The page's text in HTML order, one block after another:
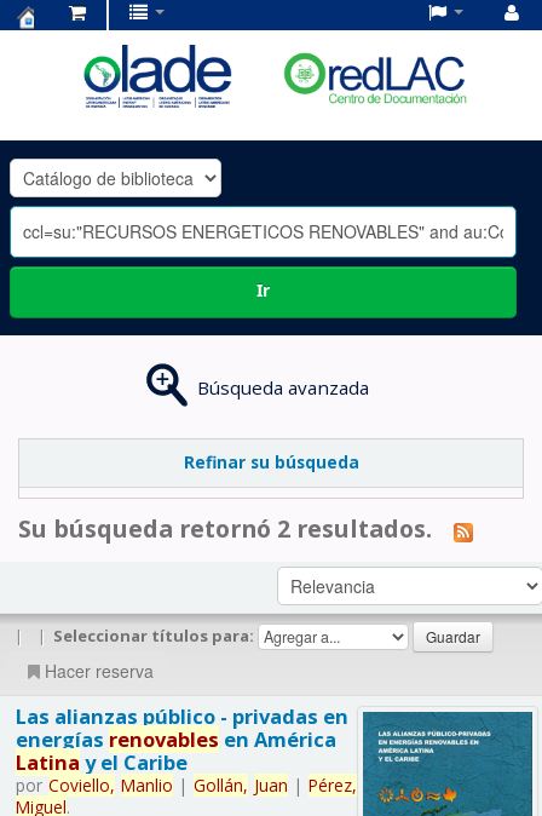
OLADE
-
Ir
Búsqueda avanzada
Refinar su búsqueda
Su búsqueda retornó 2 resultados.
| | Seleccionar títulos para:
Hacer reserva
Las alianzas público - privadas en
energías renovables en América
Latina y el Caribe
por Coviello, Manlio | Gollán, Juan | Pérez,
Miguel.